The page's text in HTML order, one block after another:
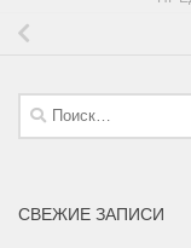
Найти:
СВЕЖИЕ ЗАПИСИ